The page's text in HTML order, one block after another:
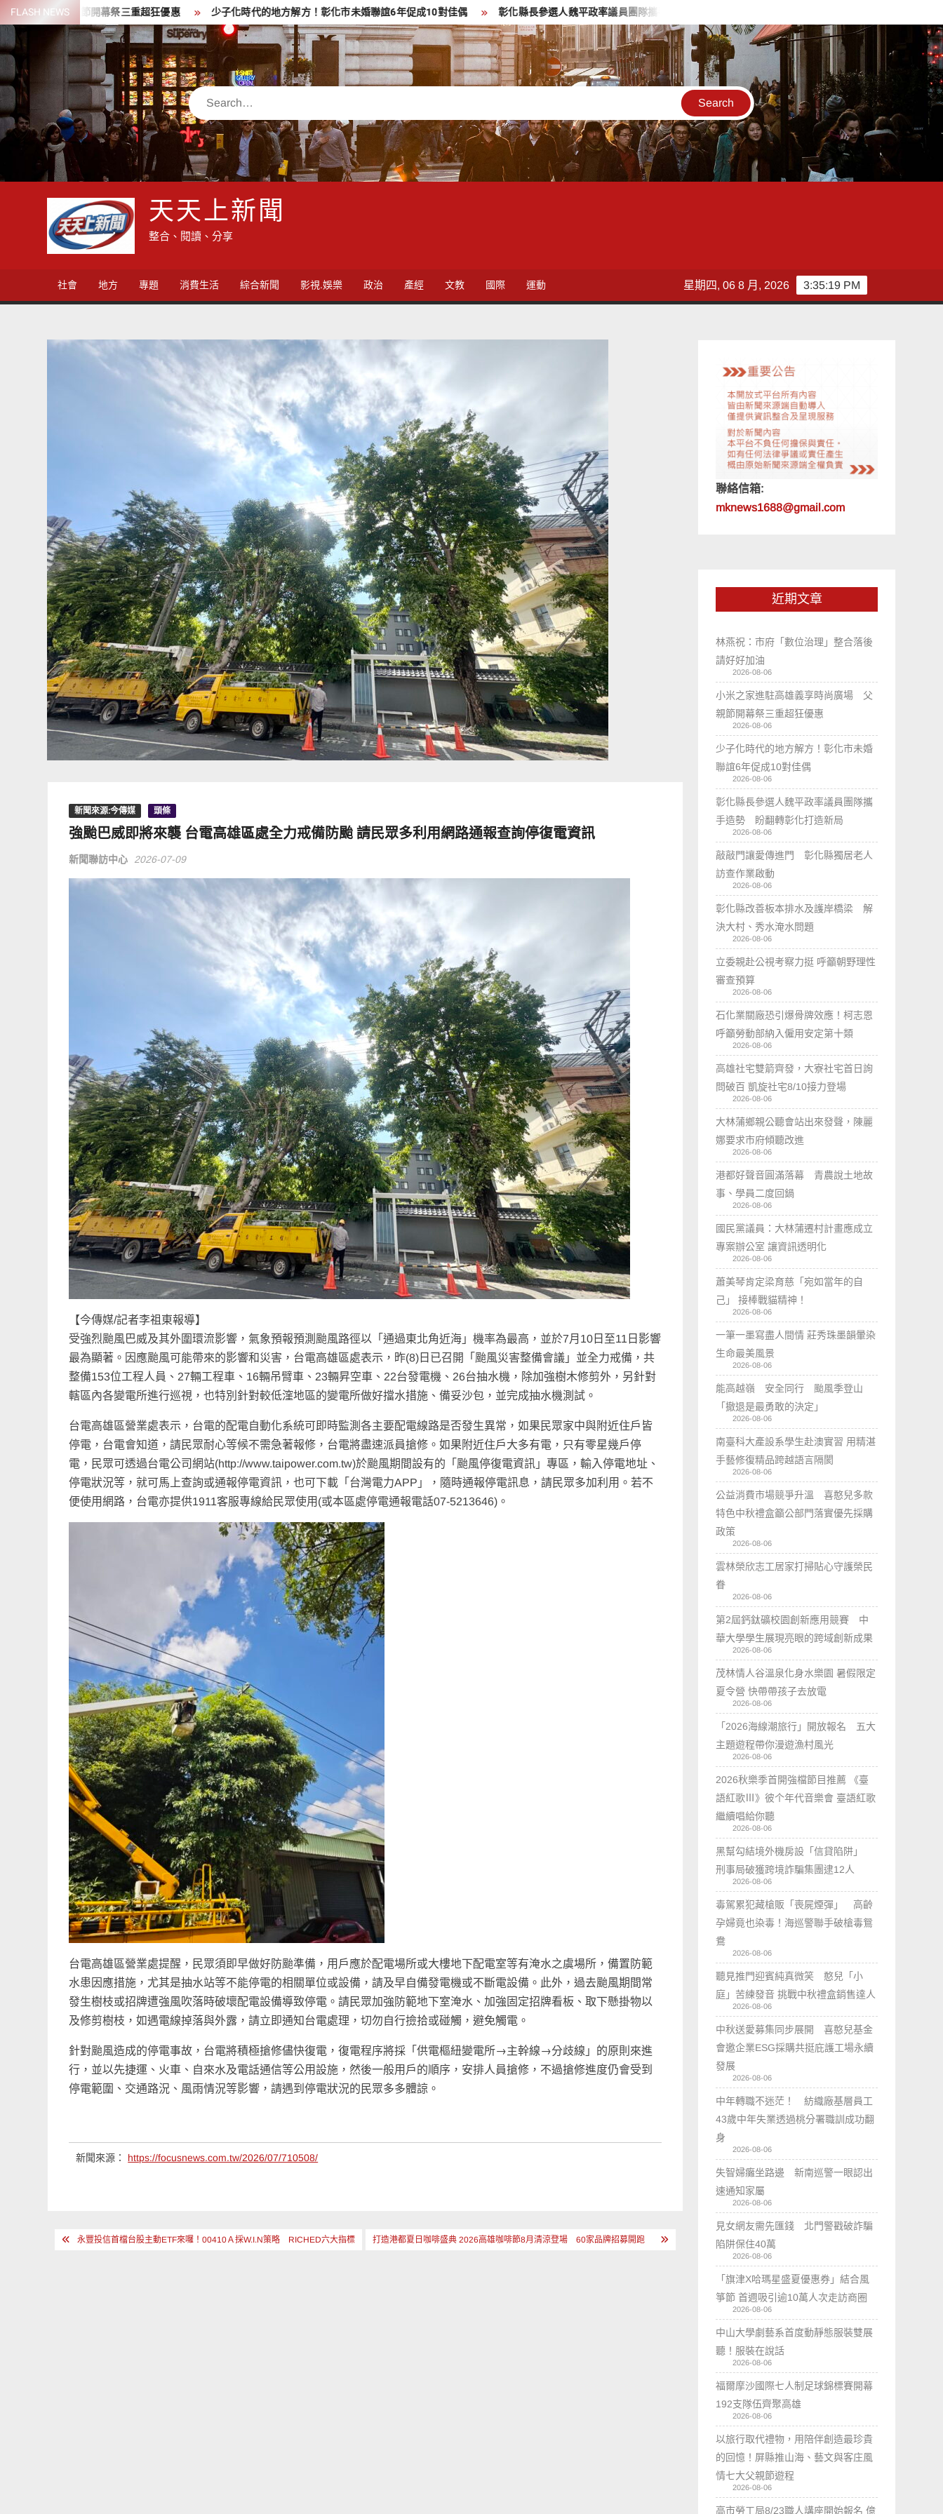
Skip
to
content
FLASH NEWS
親節開幕祭三重超狂優惠 少子化時代的地方解方！彰化市未婚聯誼6年促成10對佳偶 彰化縣長參選人魏平政率議員團隊攜手造勢 盼翻轉彰化打造新局
Search
天天上新聞
整合、閱讀、分享
社會 地方 專題 消費生活 綜合新聞 影視.娛樂 政治 產經 文教 國際 運動 3:35:21 PM
星期四, 06 8 月, 2026
新聞來源:今傳媒 頭條
強颱巴威即將來襲 台電高雄區處全力戒備防颱 請民眾多利用網路通報查詢停復電資訊
新聞聯訪中心 2026-07-09
【今傳媒/記者李祖東報導】
受強烈颱風巴威及其外圍環流影響，氣象預報預測颱風路徑以「通過東北角近海」機率為最高，並於7月10日至11日影響
最為顯著。因應颱風可能帶來的影響和災害，台電高雄區處表示，昨(8)日已召開「颱風災害整備會議」並全力戒備，共
整備153位工程人員、27輛工程車、16輛吊臂車、23輛昇空車、22台發電機、26台抽水機，除加強樹木修剪外，另針對
轄區內各變電所進行巡視，也特別針對較低漥地區的變電所做好擋水措施、備妥沙包，並完成抽水機測試。
台電高雄區營業處表示，台電的配電自動化系統可即時監測各主要配電線路是否發生異常，如果民眾家中與附近住戶皆
停電，台電會知道，請民眾耐心等候不需急著報修，台電將盡速派員搶修。如果附近住戶大多有電，只有零星幾戶停
電，民眾可透過台電公司網站(http://www.taipower.com.tw)於颱風期間設有的「颱風停復電資訊」專區，輸入停電地址、
停電狀況等，就可馬上查詢或通報停電資訊，也可下載「台灣電力APP」，隨時通報停電訊息，請民眾多加利用。若不
便使用網路，台電亦提供1911客服專線給民眾使用(或本區處停電通報電話07-5213646)。
台電高雄區營業處提醒，民眾須即早做好防颱準備，用戶應於配電場所或大樓地下配電室等有淹水之虞場所，備置防範
水患因應措施，尤其是抽水站等不能停電的相關單位或設備，請及早自備發電機或不斷電設備。此外，過去颱風期間常
發生樹枝或招牌遭強風吹落時破壞配電設備導致停電。請民眾加強防範地下室淹水、加強固定招牌看板、取下懸掛物以
及修剪樹枝，如遇電線掉落與外露，請立即通知台電處理，切勿自行撿拾或碰觸，避免觸電。
針對颱風造成的停電事故，台電將積極搶修儘快復電，復電程序將採「供電樞紐變電所→主幹線→分歧線」的原則來進
行，並以先捷運、火車、自來水及電話通信等公用設施，然後一般用戶的順序，安排人員搶修，不過搶修進度仍會受到
停電範圍、交通路況、風雨情況等影響，請遇到停電狀況的民眾多多體諒。
新聞來源： https://focusnews.com.tw/2026/07/710508/
文 永豐投信首檔台股主動ETF來囉！00410Ａ採W.I.N策略 RICHED六大指標 打造港都夏日咖啡盛典 2026高雄咖啡節8月清涼登場 60家品牌招募開跑
聯絡信箱:
mknews1688@gmail.com
近期文章
林燕祝：市府「數位治理」整合落後
請好好加油
2026-08-06
小米之家進駐高雄義享時尚廣場 父
親節開幕祭三重超狂優惠
2026-08-06
少子化時代的地方解方！彰化市未婚
聯誼6年促成10對佳偶
2026-08-06
彰化縣長參選人魏平政率議員團隊攜
手造勢 盼翻轉彰化打造新局
2026-08-06
敲敲門讓愛傳進門 彰化縣獨居老人
訪查作業啟動
2026-08-06
彰化縣改善板本排水及護岸橋梁 解
決大村、秀水淹水問題
2026-08-06
立委親赴公視考察力挺 呼籲朝野理性
審查預算
2026-08-06
石化業關廠恐引爆骨牌效應！柯志恩
呼籲勞動部納入僱用安定第十類
2026-08-06
高雄社宅雙箭齊發，大寮社宅首日詢
問破百 凱旋社宅8/10接力登場
2026-08-06
大林蒲鄉親公聽會站出來發聲，陳麗
娜要求市府傾聽改進
2026-08-06
港都好聲音圓滿落幕 青農說土地故
事、學員二度回鍋
2026-08-06
國民黨議員：大林蒲遷村計畫應成立
專案辦公室 讓資訊透明化
2026-08-06
蕭美琴肯定梁育慈「宛如當年的自
己」 接棒戰貓精神！
2026-08-06
一筆一墨寫盡人間情 莊秀珠墨韻暈染
生命最美風景
2026-08-06
能高越嶺 安全同行 颱風季登山
「撤退是最勇敢的決定」
2026-08-06
南臺科大產設系學生赴澳實習 用精湛
手藝修復精品跨越語言隔閡
2026-08-06
公益消費市場競爭升溫 喜憨兒多款
特色中秋禮盒籲公部門落實優先採購
政策
2026-08-06
雲林榮欣志工居家打掃貼心守護榮民
眷
2026-08-06
第2屆鈣鈦礦校園創新應用競賽 中
華大學學生展現亮眼的跨域創新成果
2026-08-06
茂林情人谷溫泉化身水樂園 暑假限定
夏令營 快帶帶孩子去放電
2026-08-06
「2026海線潮旅行」開放報名 五大
主題遊程帶你漫遊漁村風光
2026-08-06
2026秋樂季首開強檔節目推薦 《臺
語紅歌Ⅲ》彼个年代音樂會 臺語紅歌
繼續唱給你聽
2026-08-06
黑幫勾結境外機房設「信貸陷阱」
刑事局破獲跨境詐騙集團逮12人
2026-08-06
毒駕累犯藏槍販「喪屍煙彈」 高齡
孕婦竟也染毒！海巡警聯手破槍毒鴛
鴦
2026-08-06
聽見推門迎賓純真微笑 憨兒「小
庭」苦練發音 挑戰中秋禮盒銷售達人
2026-08-06
中秋送愛募集同步展開 喜憨兒基金
會邀企業ESG採購共挺庇護工場永續
發展
2026-08-06
中年轉職不迷茫！ 紡織廠基層員工
43歲中年失業透過桃分署職訓成功翻
身
2026-08-06
失智婦癱坐路邊 新南巡警一眼認出
速通知家屬
2026-08-06
見女網友需先匯錢 北門警戳破詐騙
陷阱保住40萬
2026-08-06
「旗津X哈瑪星盛夏優惠券」結合風
箏節 首週吸引逾10萬人次走訪商圈
2026-08-06
中山大學劇藝系首度動靜態服裝雙展
聽！服裝在說話
2026-08-06
福爾摩沙國際七人制足球錦標賽開幕
192支隊伍齊聚高雄
2026-08-06
以旅行取代禮物，用陪伴創造最珍貴
的回憶！屏縣推山海、藝文與客庄風
情七大父親節遊程
2026-08-06
高市勞工局8/23職人講座開始報名 億